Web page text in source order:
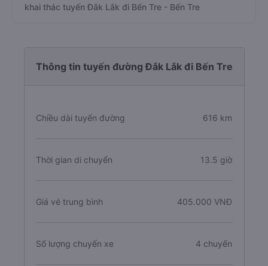
khai thác tuyến Đắk Lắk đi Bến Tre - Bến Tre
Thông tin tuyến đường Đắk Lắk đi Bến Tre
Chiều dài tuyến đường 616 km
Thời gian di chuyển 13.5 giờ
Giá vé trung bình 405.000 VNĐ
Số lượng chuyến xe 4 chuyến